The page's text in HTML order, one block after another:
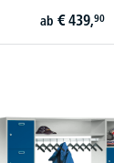
ab € 439,90